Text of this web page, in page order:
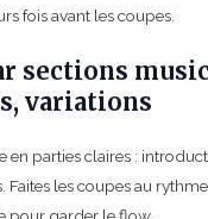
fois avant les coupes.
sections
variations
en parties claires :
Faites les coupes au